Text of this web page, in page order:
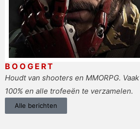
BOOGERT
Houdt van shooters en MMORPG.
100% en alle trofeeën te verzamelen.
Alle berichten